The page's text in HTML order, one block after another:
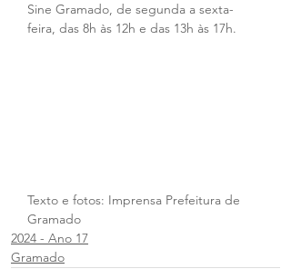
Sine Gramado, de segunda a sexta-
feira, das 8h às 12h e das 13h às 17h.
Texto e fotos: Imprensa Prefeitura de
Gramado
2024 - Ano 17
Gramado